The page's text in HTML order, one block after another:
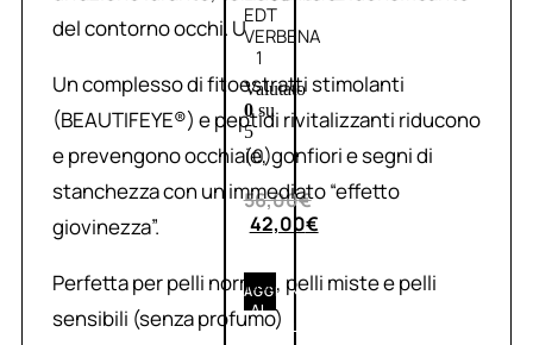
EDT
VERBENA
1
Valutato
0su
5
(0)
56,00€
42,00€
AGGIUNGI
AL
CARRELLO
del contorno occhi. U
Un complesso di fitoestratti stimolanti
(BEAUTIFEYE®) e peptidi rivitalizzanti riducono
e prevengono occhiaie, gonfiori e segni di
stanchezza con un immediato “effetto
giovinezza”.
Perfetta per pelli normali, pelli miste e pelli
sensibili (senza profumo)